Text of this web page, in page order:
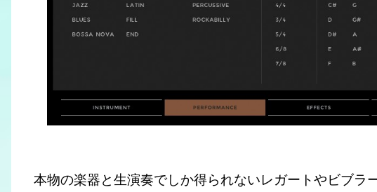
本物の楽器と生演奏でしか得られないレガートやビブラ